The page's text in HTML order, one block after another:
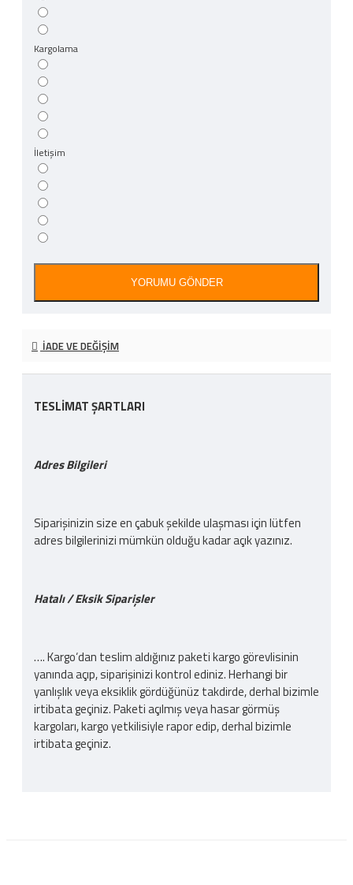
Kargolama
İletişim
YORUMU GÖNDER
İADE VE DEĞIŞIM
TESLİMAT ŞARTLARI
Adres Bilgileri
Siparişinizin size en çabuk şekilde ulaşması için lütfen
adres bilgilerinizi mümkün olduğu kadar açık yazınız.
Hatalı / Eksik Siparişler
…. Kargo‘dan teslim aldığınız paketi kargo görevlisinin
yanında açıp, siparişinizi kontrol ediniz. Herhangi bir
yanlışlık veya eksiklik gördüğünüz takdirde, derhal bizimle
irtibata geçiniz. Paketi açılmış veya hasar görmüş
kargoları, kargo yetkilisiyle rapor edip, derhal bizimle
irtibata geçiniz.